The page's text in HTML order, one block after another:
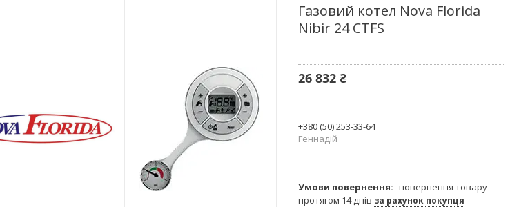
Газовий котел Nova Florida
Nibir 24 CTFS
26 832 ₴
+380 (50) 253-33-64
Геннадій
повернення товару
протягом 14 днів за рахунок покупця